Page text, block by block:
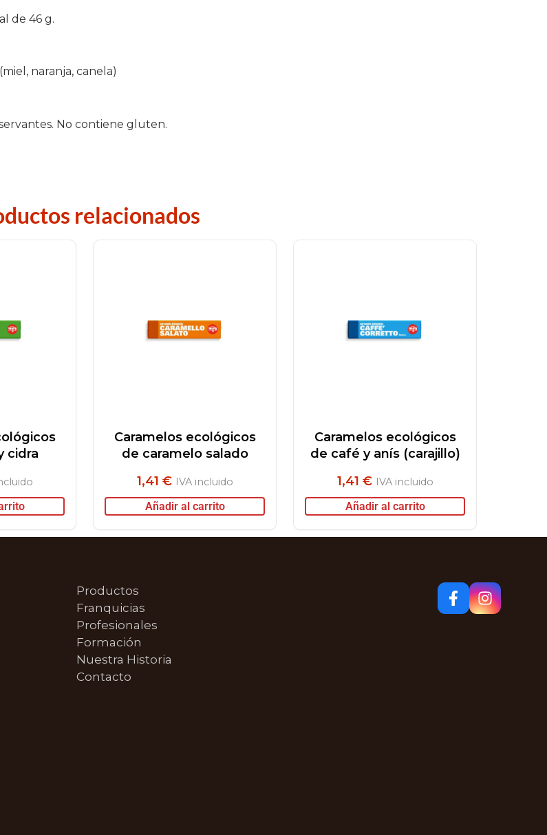
de 46 g.
naranja, canela)
No contiene gluten.
relacionados
cidra
Caramelos ecológicos
de caramelo salado
1,41 € IVA incluido
Añadir al carrito
Caramelos ecológicos
de café y anís (carajillo)
1,41 € IVA incluido
Añadir al carrito
Productos
Franquicias
Profesionales
Formación
Nuestra Historia
Contacto